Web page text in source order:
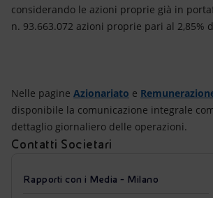
considerando le azioni proprie già in
n. 93.663.072 azioni proprie pari al 2,85%
Nelle pagine Azionariato e
disponibile la comunicazione integrale
dettaglio giornaliero delle operazioni.
Contatti Societari
Rapporti con i Media - Milano